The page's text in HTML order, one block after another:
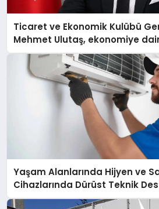
Ticaret ve Ekonomik Kulübü
Mehmet Ulutaş, ekonomiye
açıklamada şunları kaydetti:
Yaşam Alanlarında Hijyen ve
Cihazlarında Dürüst Teknik